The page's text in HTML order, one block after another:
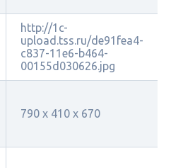
http://1c-
upload.tss.ru/de91fea4-
c837-11e6-b464-
00155d030626.jpg
790 х 410 х 670